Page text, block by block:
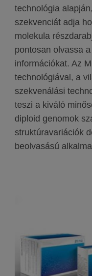
technológia
szekvenciát adja
molekula
pontosan olvassa
információkat. Az
technológiával, a
szekvenálási
teszi a kiváló
diploid genomok
struktúravariációk
beolvasású